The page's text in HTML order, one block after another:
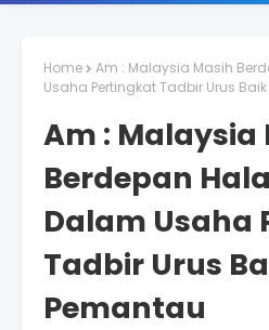
Home
Am : Malaysia Masih
Usaha Pertingkat Tadbir Urus
Am : Malaysia
Berdepan
Dalam Usaha
Tadbir Urus
Pemantau